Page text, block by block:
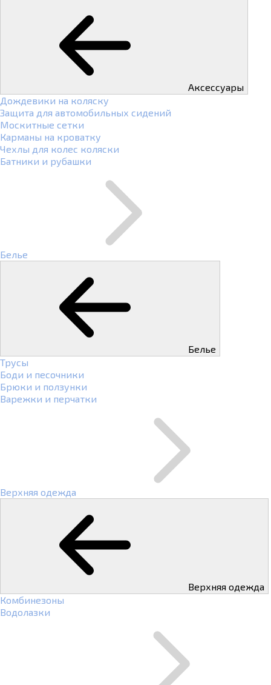
Аксессуары
Дождевики на коляску
Защита для автомобильных сидений
Москитные сетки
Карманы на кроватку
Чехлы для колес коляски
Батники и рубашки
Белье
Белье
Трусы
Боди и песочники
Брюки и ползунки
Варежки и перчатки
Верхняя одежда
Верхняя одежда
Комбинезоны
Водолазки